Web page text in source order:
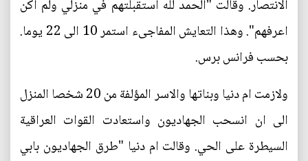
الانتصار. وقالت "الحمد لله استقبلتهم في منزلي ولم اكن
اعرفهم". وهذا التعايش المفاجىء استمر 10 الى 22 يوما.
بحسب فرانس برس.
ولازمت ام دنيا وبناتها والاسر المؤلفة من 20 شخصا المنزل
الى ان انسحب الجهاديون واستعادت القوات العراقية
السيطرة على الحي. وقالت ام دنيا "طرق الجهاديون بابي